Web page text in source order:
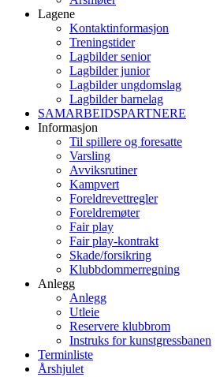
Lagene
Kontaktinformasjon
Treningstider
Lagbilder senior
Lagbilder junior
Lagbilder ungdomslag
Lagbilder barnelag
SAMARBEIDSPARTNERE
Informasjon
Til spillere og foresatte
Varsling
Avviksrutiner
Kampvert
Foreldrevettregler
Foreldremøter
Fair play
Fair play-kontrakt
Skade/forsikring
Klubbdommerregning
Anlegg
Anlegg
Utleie
Reservere klubbrom
Instruks for kunstgressbanen
Terminliste
Årshjulet